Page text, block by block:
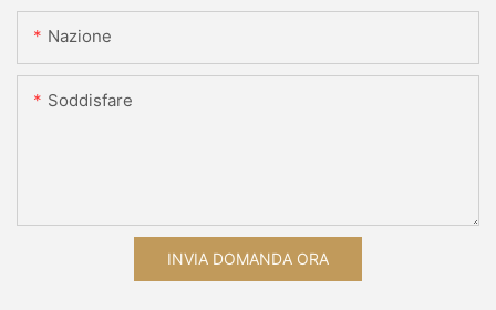
Nazione
Soddisfare
INVIA DOMANDA ORA